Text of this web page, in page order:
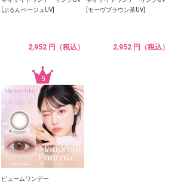
[ぷるんベージュUV]
2,952 円（税込）
[モーヴブラウン茶UV]
2,952 円（税込）
ビュームワンデー